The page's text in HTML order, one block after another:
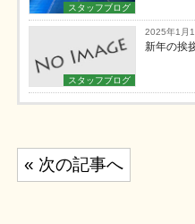
スタッフブログ
スタッフブログ
2025年1月
新年の挨
投
稿
« 次の記事へ